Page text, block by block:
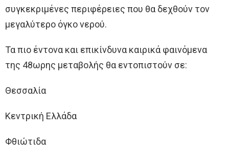
συγκεκριμένες περιφέρειες που θα δεχθούν τον
μεγαλύτερο όγκο νερού.
Τα πιο έντονα και επικίνδυνα καιρικά φαινόμενα
της 48ωρης μεταβολής θα εντοπιστούν σε:
Θεσσαλία
Κεντρική Ελλάδα
Φθιώτιδα